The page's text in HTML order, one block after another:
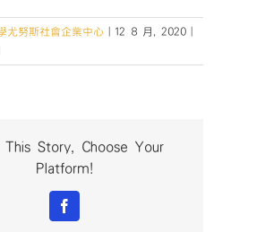
尤努斯社會企業中心 12 8 月, 2020
努
This Story, Choose Your
Platform!
Facebook